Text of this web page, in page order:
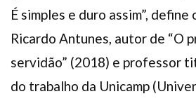
É simples e duro assim”,
Ricardo Antunes, autor de “O
servidão” (2018) e professor
do trabalho da Unicamp